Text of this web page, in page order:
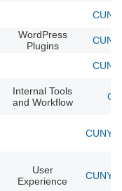
WordPress
Plugins
Internal Tools
and Workflow
CUNY
User
Experience
CUNY